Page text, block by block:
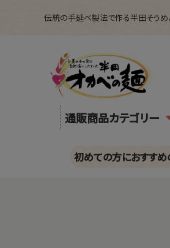
伝統の手延べ製法で作る半田そうめ
通販商品カテゴリー
初めての方におすす